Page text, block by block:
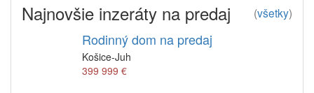
(všetky)
Najnovšie inzeráty na predaj
Rodinný dom na predaj
Košice-Juh
399 999 €